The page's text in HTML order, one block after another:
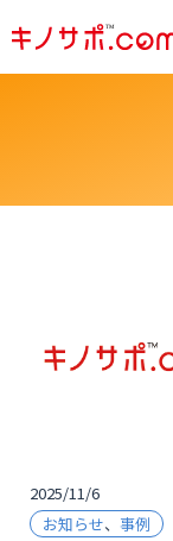
2025/11/6
お知らせ、 事例